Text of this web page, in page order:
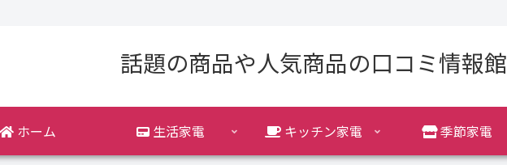
話題の商品や人気商品の口コミ情報館
ホーム 生活家電 キッチン家電 季節家電